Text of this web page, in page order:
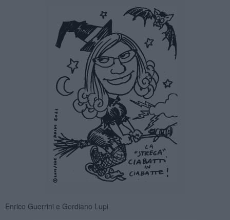
Enrico Guerrini e Gordiano Lupi